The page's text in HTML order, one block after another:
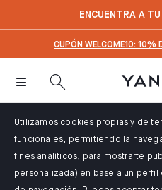
ENCUENTRA A
CUPÓN WELCOME10: 10%
Utilizamos cookies propias y de
funcionales, permitiendo la
fines analíticos, para mostrarte
personalizada) en base a un